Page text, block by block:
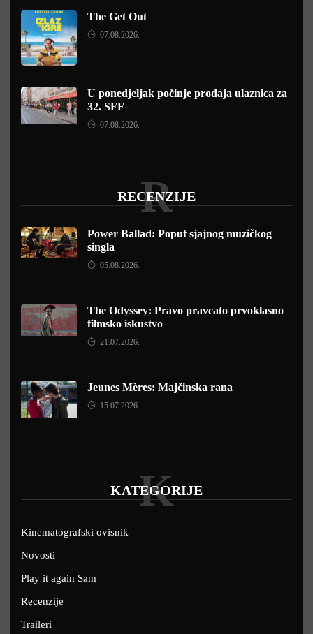
The Get Out
07.08.2026.
U ponedjeljak počinje prodaja ulaznica za
32. SFF
07.08.2026.
RECENZIJE
R
Power Ballad: Poput sjajnog muzičkog
singla
05.08.2026.
The Odyssey: Pravo pravcato prvoklasno
filmsko iskustvo
21.07.2026.
Jeunes Mères: Majčinska rana
15.07.2026.
KATEGORIJE
K
Kinematografski ovisnik
Novosti
Play it again Sam
Recenzije
Traileri